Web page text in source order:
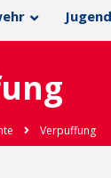
Verpuffung